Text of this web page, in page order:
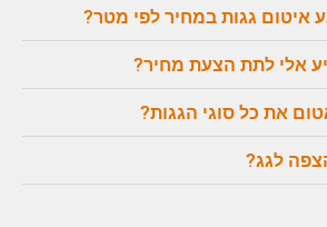
איטום גגות במחיר לפי מטר?
אלי לתת הצעת מחיר?
את כל סוגי הגגות?
לגג?